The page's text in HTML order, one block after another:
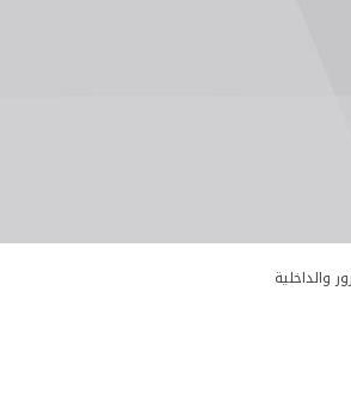
والداخلية